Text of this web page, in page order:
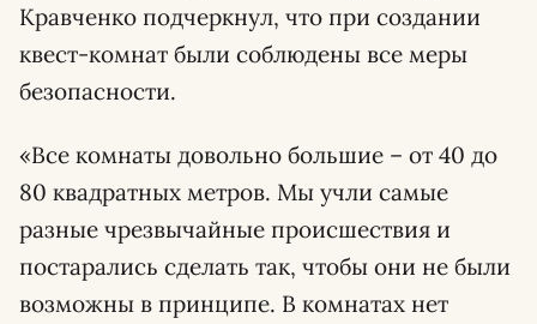
Кравченко подчеркнул, что при создании
квест-комнат были соблюдены все меры
безопасности.
«Все комнаты довольно большие – от 40 до
80 квадратных метров. Мы учли самые
разные чрезвычайные происшествия и
постарались сделать так, чтобы они не были
возможны в принципе. В комнатах нет